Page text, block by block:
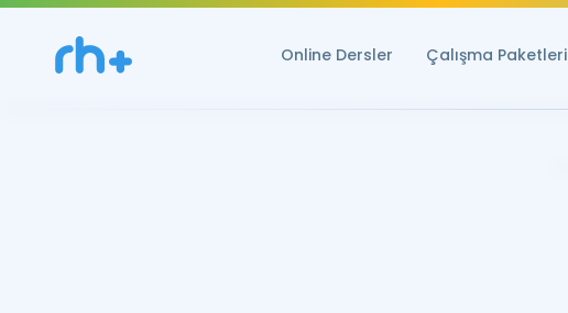
Online Dersler Çalışma Paketleri